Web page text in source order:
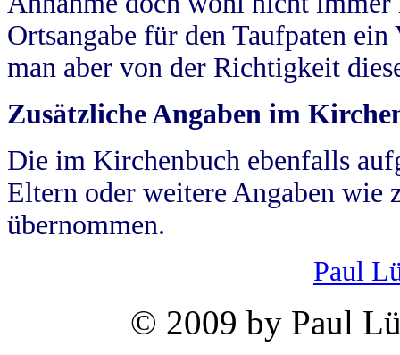
Ortsangabe für den Taufpaten
man aber von der Richtigkeit
Zusätzliche Angaben im
Die im Kirchenbuch ebenfalls
Eltern oder weitere Angaben wie
übernommen.
Paul
© 2009 by Paul